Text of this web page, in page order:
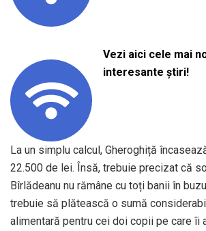
Vezi aici cele mai
interesante știri!
La un simplu calcul, Gheroghiță
22.500 de lei. Însă, trebuie precizat că
Bîrlădeanu nu rămâne cu toți banii în
trebuie să plătească o sumă
alimentară pentru cei doi copii pe care îi